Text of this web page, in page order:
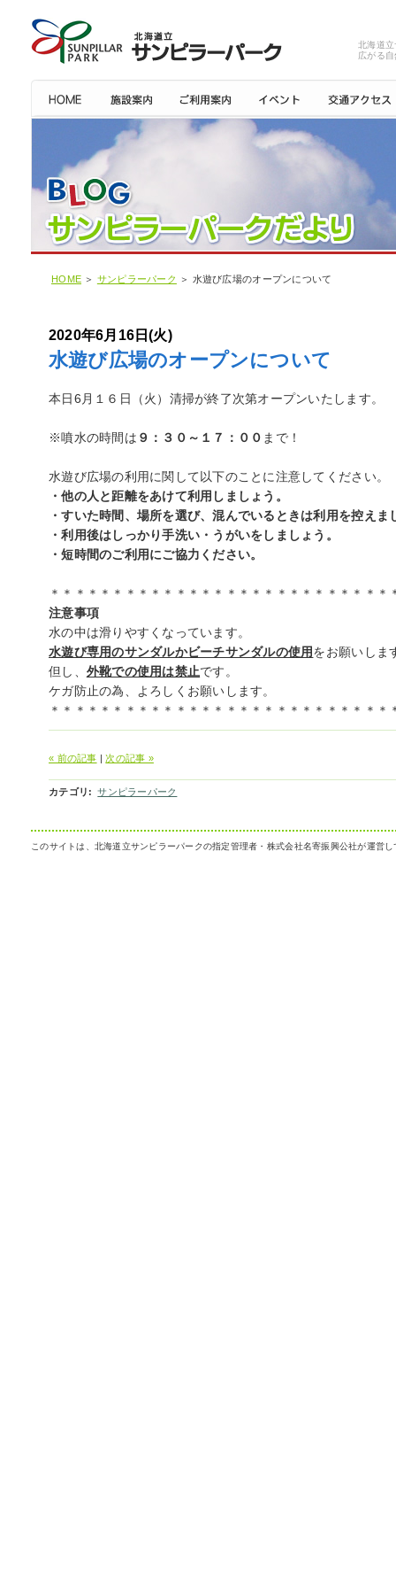
北海道
広がる
HOME ＞ サンピラーパーク ＞ 水遊び広場のオープンについて
2020年6月16日(火)
水遊び広場のオープンについて
本日6月１６日（火）清掃が終了次第オープンいたします。
※噴水の時間は ９：３０～１７：００ まで！
水遊び広場の利用に関して以下のことに注意してください。
・他の人と距離をあけて利用しましょう。
・すいた時間、場所を選び、混んでいるときは利用を控えま
・利用後はしっかり手洗い・うがいをしましょう。
・短時間のご利用にご協力ください。
＊＊＊＊＊＊＊＊＊＊＊＊＊＊＊＊＊＊＊＊＊＊＊＊＊＊＊
注意事項
水の中は滑りやすくなっています。
水遊び専用のサンダルかビーチサンダルの使用をお願いしま
但し、 外靴での使用は禁止です。
ケガ防止の為、よろしくお願いします。
＊＊＊＊＊＊＊＊＊＊＊＊＊＊＊＊＊＊＊＊＊＊＊＊＊＊＊
« 前の記事 |次の記事 »
カテゴリ : サンピラーパーク
このサイトは、北海道立サンピラーパークの指定管理者・株式会社名寄振興公社が運営